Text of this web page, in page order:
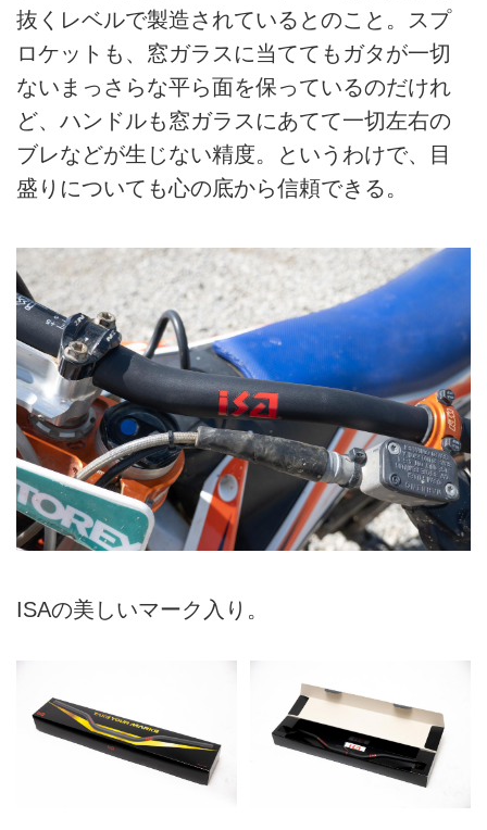
抜くレベルで製造されているとのこと。スプ
ロケットも、窓ガラスに当ててもガタが一切
ないまっさらな平ら面を保っているのだけれ
ど、ハンドルも窓ガラスにあてて一切左右の
ブレなどが生じない精度。というわけで、目
盛りについても心の底から信頼できる。
ISAの美しいマーク入り。